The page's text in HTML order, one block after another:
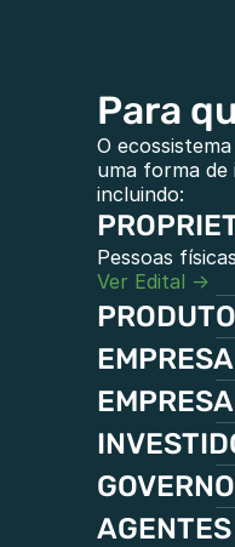
Para
O
uma forma
incluindo:
Pessoas
Ver Edital ->